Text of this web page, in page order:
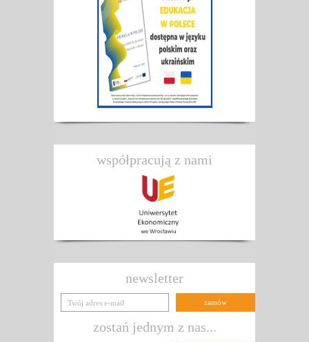
współpracują z nami
newsletter
zostań jednym z nas...